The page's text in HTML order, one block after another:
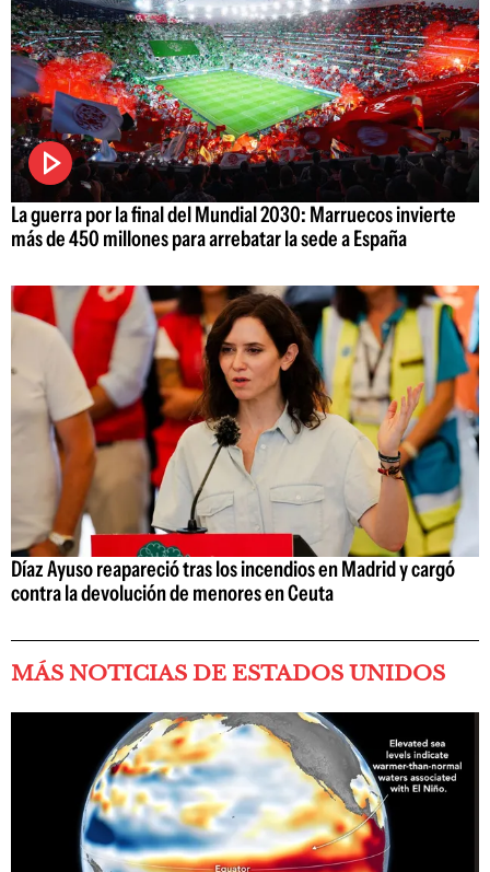
La guerra por la final del Mundial 2030: Marruecos invierte
más de 450 millones para arrebatar la sede a España
Díaz Ayuso reapareció tras los incendios en Madrid y cargó
contra la devolución de menores en Ceuta
MÁS NOTICIAS DE ESTADOS UNIDOS